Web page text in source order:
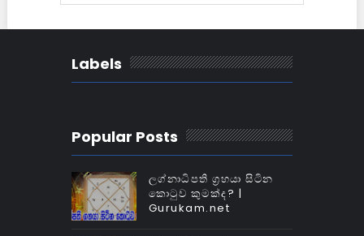
Labels
Popular Posts
ලග්නාධිපති ග්‍රහයා සිටින
කොටුව කුමක්‌ද? |
Gurukam.net